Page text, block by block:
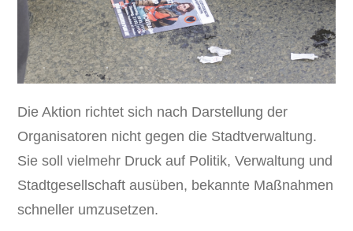
Die Aktion richtet sich nach Darstellung der
Organisatoren nicht gegen die Stadtverwaltung.
Sie soll vielmehr Druck auf Politik, Verwaltung und
Stadtgesellschaft ausüben, bekannte Maßnahmen
schneller umzusetzen.